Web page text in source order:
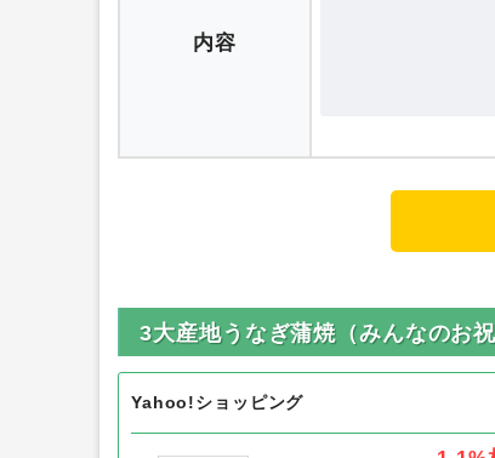
内容
3大産地うなぎ蒲焼（みんなのお